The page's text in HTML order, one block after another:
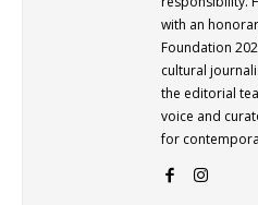
with an
Foundation
cultural
the editorial
voice and
for